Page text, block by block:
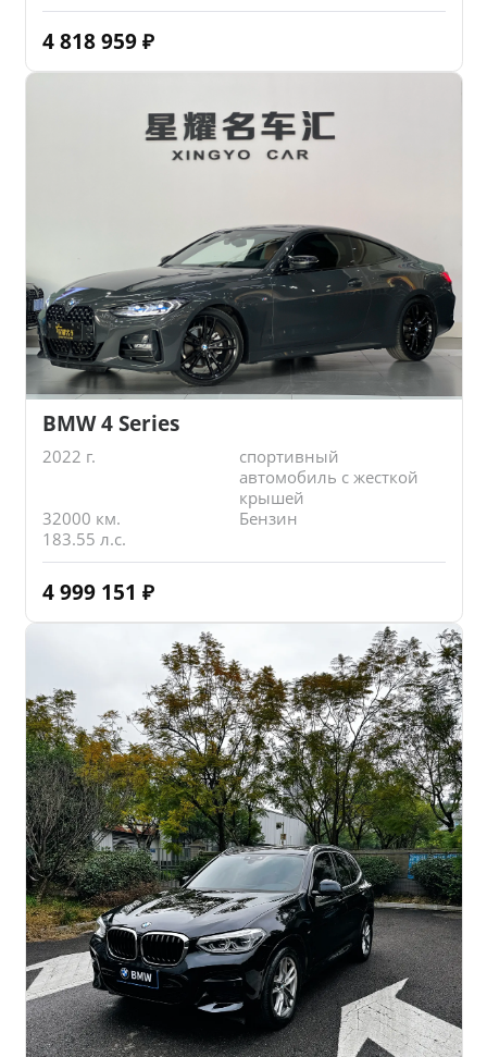
4 818 959 ₽
BMW 4 Series
2022 г.
спортивный
автомобиль с жесткой
крышей
32000 км.
Бензин
183.55 л.с.
4 999 151 ₽